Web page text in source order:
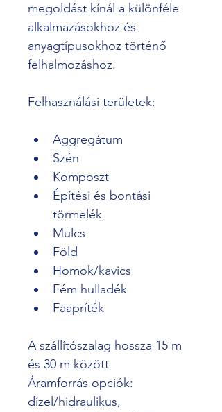
megoldást kínál a különféle
alkalmazásokhoz és
anyagtípusokhoz történő
felhalmozáshoz.
Felhasználási területek:
Aggregátum
Szén
Komposzt
Építési és bontási
törmelék
Mulcs
Föld
Homok/kavics
Fém hulladék
Faapríték
A szállítószalag hossza 15 m
és 30 m között
Áramforrás opciók:
dízel/hidraulikus,